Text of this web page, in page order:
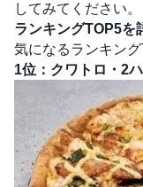
してみてください。
ランキングTOP5を
気になるランキン
1位：クワトロ・2